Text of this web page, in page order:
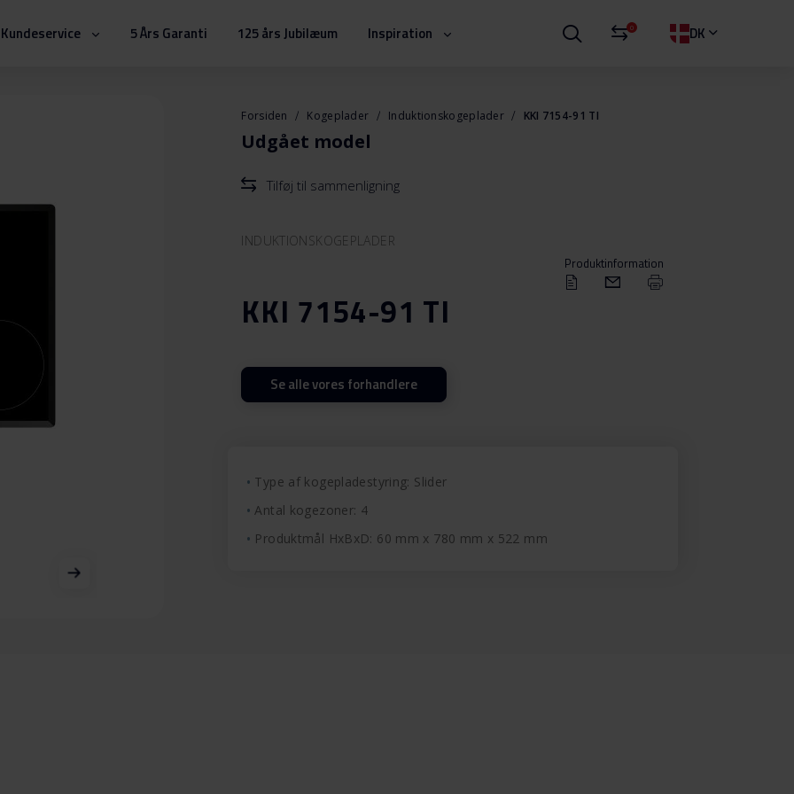
Kundeservice 5 Års Garanti 125 års Jubilæum Inspiration 0 DK
Forsiden Kogeplader Induktionskogeplader KKI 7154-91 TI
Udgået model
Tilføj til sammenligning
INDUKTIONSKOGEPLADER
Produktinformation
KKI 7154-91 TI
Se alle vores forhandlere
Type af kogepladestyring: Slider
Antal kogezoner: 4
Produktmål HxBxD: 60 mm x 780 mm x 522 mm